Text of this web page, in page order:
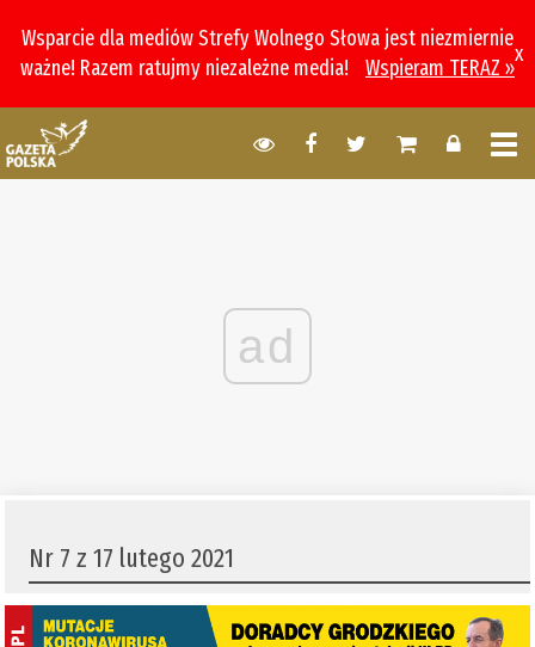
Wsparcie dla mediów Strefy Wolnego Słowa jest niezmiernie
ważne! Razem ratujmy niezależne media!
Wspieram TERAZ »
x
ad
Nr 7 z 17 lutego 2021